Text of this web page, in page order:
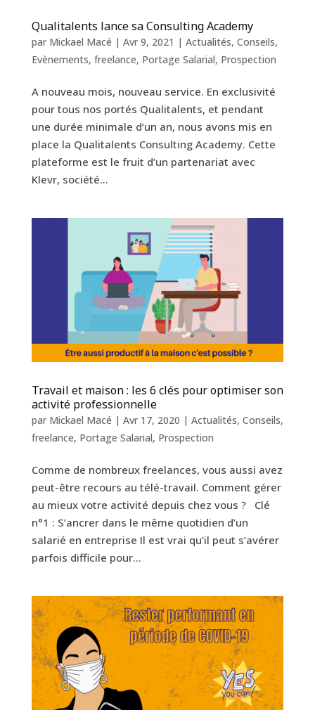
Qualitalents lance sa Consulting Academy
par Mickael Macé | Avr 9, 2021 | Actualités, Conseils,
Evènements, freelance, Portage Salarial, Prospection
A nouveau mois, nouveau service. En exclusivité
pour tous nos portés Qualitalents, et pendant
une durée minimale d’un an, nous avons mis en
place la Qualitalents Consulting Academy. Cette
plateforme est le fruit d’un partenariat avec
Klevr, société...
Travail et maison : les 6 clés pour optimiser son
activité professionnelle
par Mickael Macé | Avr 17, 2020 | Actualités, Conseils,
freelance, Portage Salarial, Prospection
Comme de nombreux freelances, vous aussi avez
peut-être recours au télé-travail. Comment gérer
au mieux votre activité depuis chez vous ? Clé
n°1 : S’ancrer dans le même quotidien d’un
salarié en entreprise Il est vrai qu’il peut s’avérer
parfois difficile pour...